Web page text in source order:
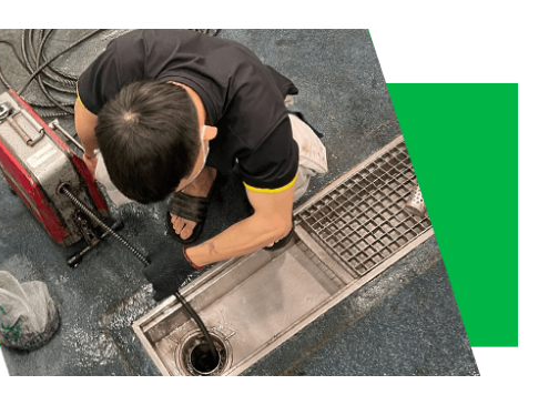
tâm lý cho khách hàng. Chính vì vậy, bạn hãy thật cẩn trọng tìm
minh bạch – chuyên nghiệp nhất đến khách hàng. Để mỗi
đang gặp vấn đề về bồn cầu, bể phốt hay đường cống
sàng phục vụ bạn 24/7!